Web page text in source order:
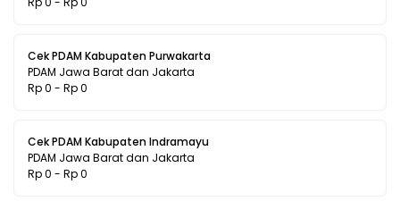
Cek PDAM Kabupaten Purwakarta
PDAM Jawa Barat dan Jakarta
Rp 0 - Rp 0
Cek PDAM Kabupaten Indramayu
PDAM Jawa Barat dan Jakarta
Rp 0 - Rp 0